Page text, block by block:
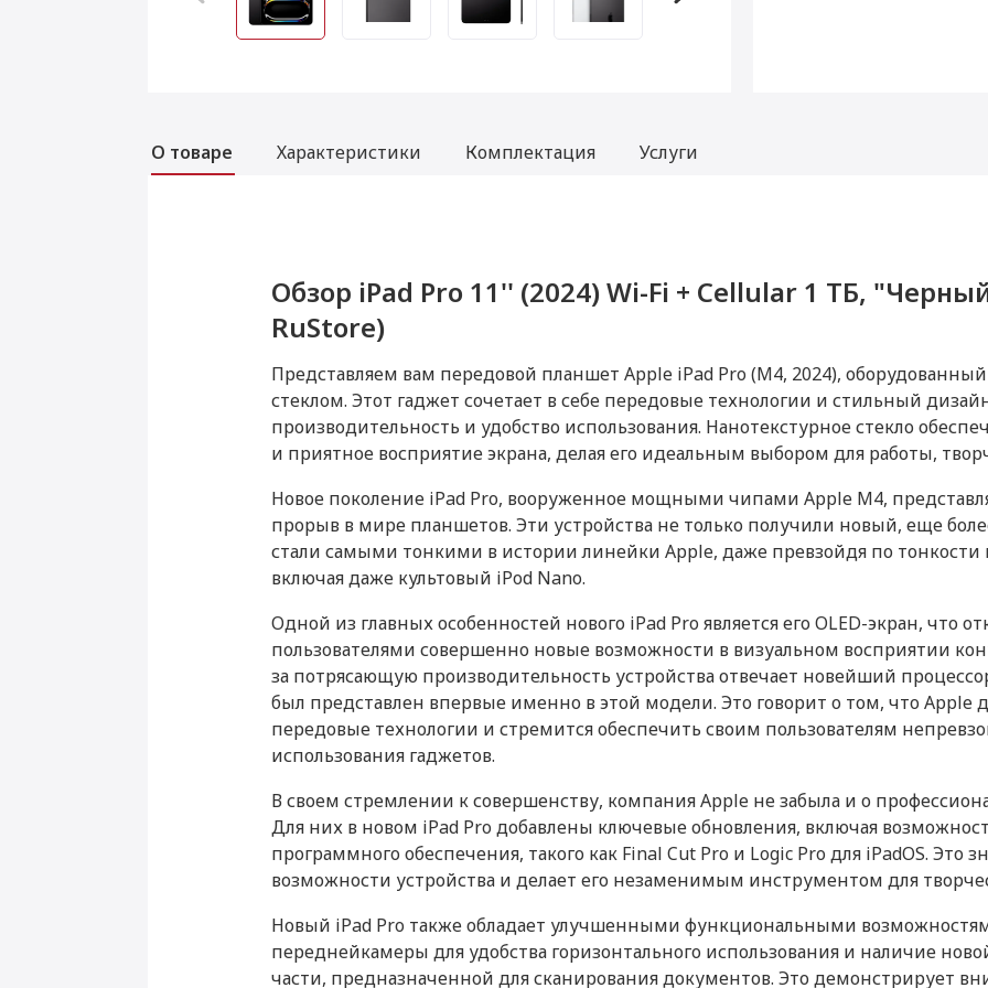
О товаре Характеристики Комплектация Услуги
Обзор iPad Pro 11'' (2024) Wi-Fi + Cellular 1 ТБ,
RuStore)
Представляем вам передовой планшет Apple iPad Pro (M4, 2024),
стеклом. Этот гаджет сочетает в себе передовые технологии и стильный
производительность и удобство использования. Нанотекстурное стекло
и приятное восприятие экрана, делая его идеальным выбором для работы,
Новое поколение iPad Pro, вооруженное мощными чипами Apple M4,
прорыв в мире планшетов. Эти устройства не только получили новый, еще
стали самыми тонкими в истории линейки Apple, даже превзойдя по
включая даже культовый iPod Nano.
Одной из главных особенностей нового iPad Pro является его OLED-экран, что
пользователями совершенно новые возможности в визуальном восприятии
за потрясающую производительность устройства отвечает новейший
был представлен впервые именно в этой модели. Это говорит о том, что Apple
передовые технологии и стремится обеспечить своим пользователям
использования гаджетов.
В своем стремлении к совершенству, компания Apple не забыла и о
Для них в новом iPad Pro добавлены ключевые обновления, включая
программного обеспечения, такого как Final Cut Pro и Logic Pro для iPadOS. Это
возможности устройства и делает его незаменимым инструментом для
Новый iPad Pro также обладает улучшенными функциональными
переднейкамеры для удобства горизонтального использования и наличие
части, предназначенной для сканирования документов. Это демонстрирует
Характеристики iPad Pro 11'' (2024) Wi-Fi + Cellular 1
космос" (без RuStore)
Данная модель могла быть ранее активирована, что не влияет на срок гарантийного обслуживания в
Товар является новым, не проходил процедуру привязки к аккаунту Apple ID, не был использован.
функциональность и иные свойства сохраняются.
Основные
Цвет
Серый космос
Год выпуска
2024
Корпус
Материал корпуса Алюминий
Мультимедиа
Аудиоплеер
Да
Видеоплеер
Да
Стереодинамики
Производитель
Дисплей
Диагональ (дюйм)
Разрешение (пикс)
Плотность пикселей (ppi)
Сенсорный дисплей
Интернет
Процессор
Процессор
Комплектация iPad Pro 11'' (2024) Wi-Fi + Cellular 1
космос" (без RuStore)
iPad Pro 11'' Кабель USB-C/USB-C
Услуги
Прошивка/восстановление/обновление ПО iPhone, iPad, MacBook от
Настройка Apple ID от